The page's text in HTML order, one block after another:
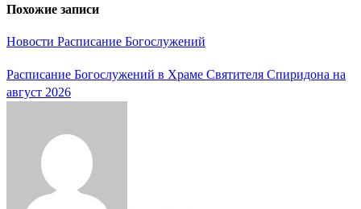
Похожие записи
Новости Расписание Богослужений
Расписание Богослужений в Храме Святителя Спиридона на
август 2026